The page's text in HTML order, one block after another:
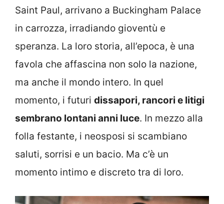
Saint Paul, arrivano a Buckingham Palace
in carrozza, irradiando gioventù e
speranza. La loro storia, all’epoca, è una
favola che affascina non solo la nazione,
ma anche il mondo intero. In quel
momento, i futuri dissapori, rancori e litigi
sembrano lontani anni luce. In mezzo alla
folla festante, i neosposi si scambiano
saluti, sorrisi e un bacio. Ma c’è un
momento intimo e discreto tra di loro.